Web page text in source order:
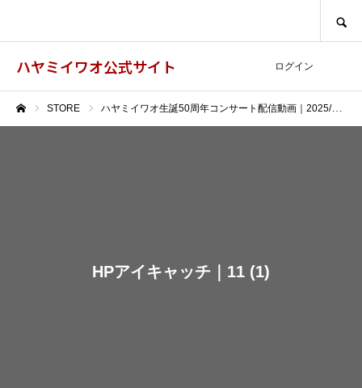
ハヤミイワオ公式サイト ログイン
STORE ハヤミイワオ生誕50周年コンサート配信動画｜2025/4/13(日)｜いわき芸術文化交流館Alios｜福島県いわき市
HPアイキャッチ｜11 (1)